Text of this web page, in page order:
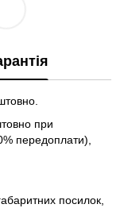
при
передоплати),
посилок,